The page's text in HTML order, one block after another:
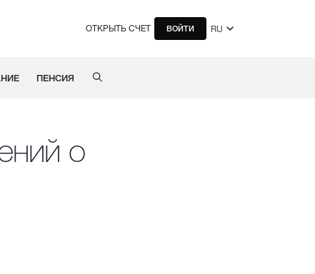
ОТКРЫТЬ СЧЕТ ВОЙТИ RU
ПЕНСИЯ
о